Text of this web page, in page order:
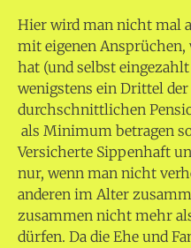
Hier wird man nicht mal
mit eigenen Ansprüchen,
hat (und selbst
wenigstens ein Drittel
durchschnittlichen
als Minimum betragen
Versicherte Sippenhaft
nur, wenn man nicht
anderen im Alter
zusammen nicht mehr
dürfen. Da die Ehe und